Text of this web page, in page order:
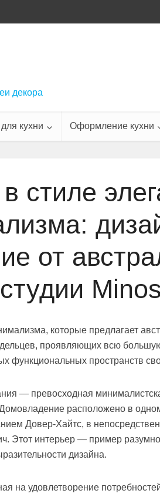
декора
кухни Оформление кухни
стиле
от
студии
которые предлагает
проявляющих всю
функциональных пространств
— превосходная
расположено в
Довер-Хайтс, в
Этот интерьер — пример
дизайна.
на удовлетворение